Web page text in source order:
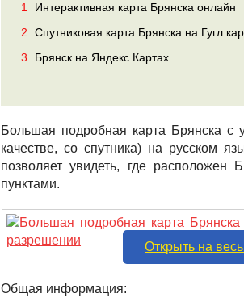
1
Интерактивная карта Брянска онлайн
2
Спутниковая карта Брянска на Гугл
3
Брянск на Яндекс Картах
Большая подробная карта Брянска
качестве, со спутника) на русском
позволяет увидеть, где расположен
пунктами.
Открыть на
Общая информация: